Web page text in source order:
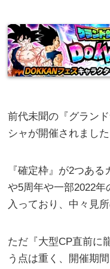
前代未聞の『グラン
シャが開催されました
『確定枠』が2つあ
や5周年や一部2022
入っており、中々見
ただ『大型CP直前に
う点は重く、開催期